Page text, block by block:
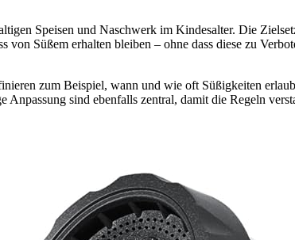
Speisen und Naschwerk im Kindesalter. Die
Süßem erhalten bleiben – ohne dass diese zu
zum Beispiel, wann und wie oft Süßigkeiten
sind ebenfalls zentral, damit die Regeln